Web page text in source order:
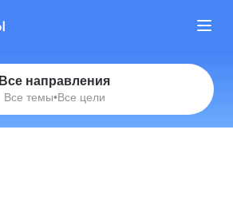
Все направления
Все темы•Все цели